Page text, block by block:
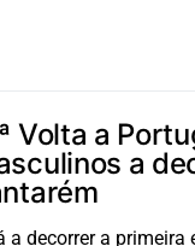
Volta a
a
a decorrer a primeira